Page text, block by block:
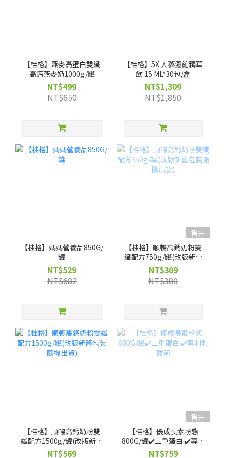
【桂格】燕麥高蛋白雙纖
高鈣燕麥奶1000g/罐
NT$499
NT$650
【桂格】5X 人蔘濃縮精華
飲 15 ML*30包/盒
NT$1,309
NT$1,850
【桂格】媽媽營養品850G/
罐
NT$529
NT$682
售完
【桂格】順暢高鈣奶粉雙
纖配方750g/罐(改版新舊
包裝隨機出貨)
NT$309
NT$380
【桂格】順暢高鈣奶粉雙
纖配方1500g/罐(改版新舊
包裝隨機出貨)
NT$569
售完
【桂格】優成長素粉態
800G/罐✔️三重蛋白 ✔️專利
乳酸菌
NT$759